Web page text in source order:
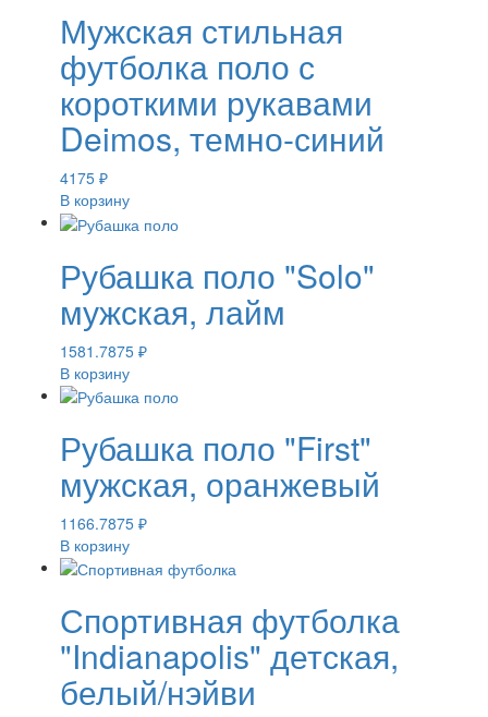
Мужская стильная
футболка поло с
короткими рукавами
Deimos, темно-синий
4175 ₽
В корзину
Рубашка поло "Solo"
мужская, лайм
1581.7875 ₽
В корзину
Рубашка поло "First"
мужская, оранжевый
1166.7875 ₽
В корзину
Спортивная футболка
"Indianapolis" детская,
белый/нэйви